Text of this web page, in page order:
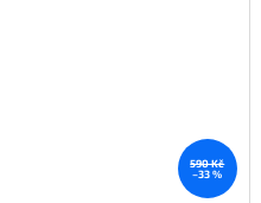
590 Kč
–33 %